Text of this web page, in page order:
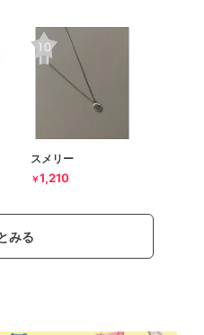
スメリー
￥1,210
みる